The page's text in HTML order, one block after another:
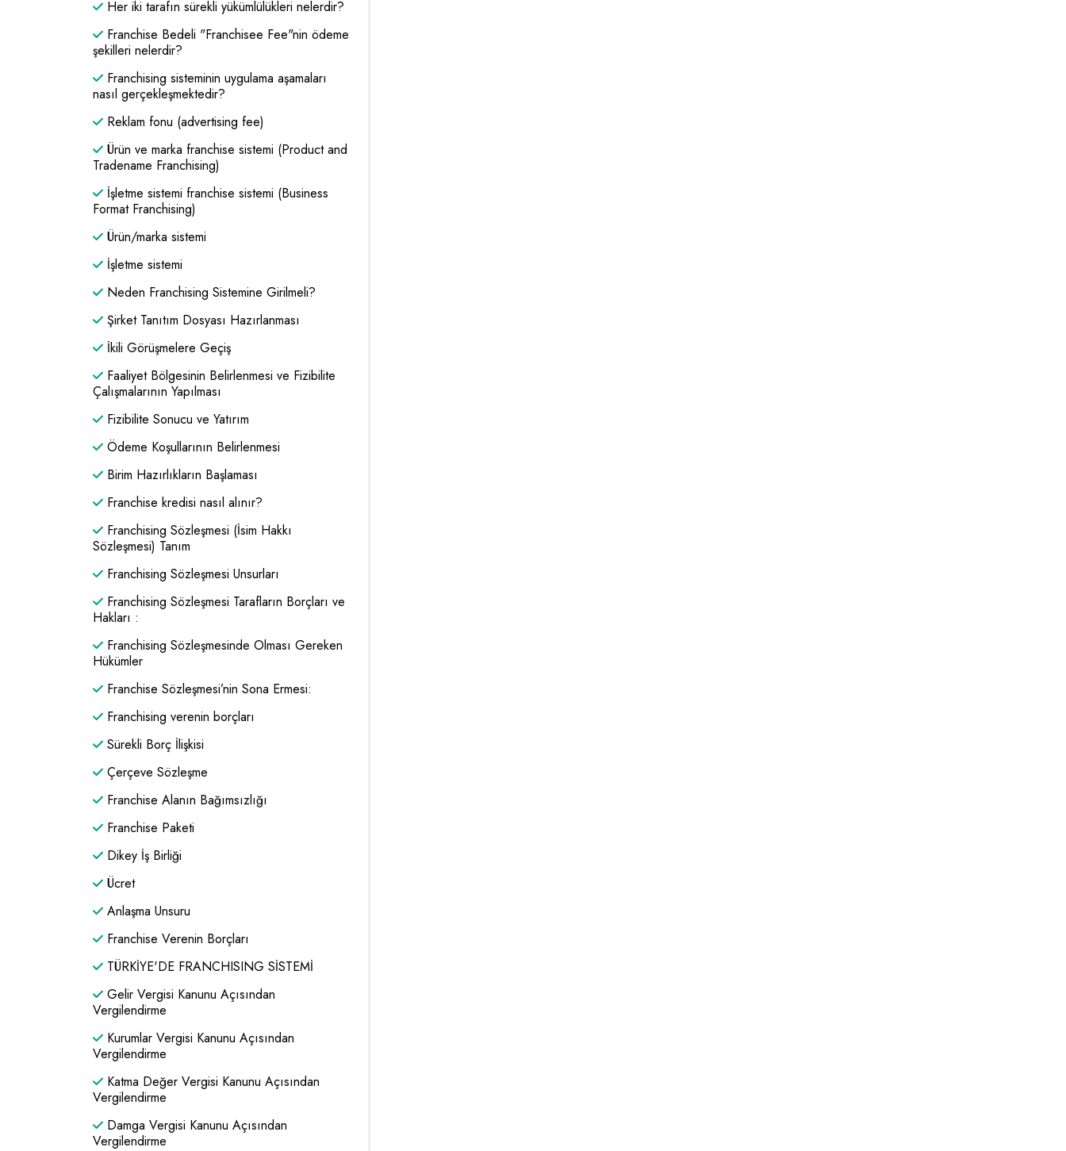
Her iki tarafın sürekli yükümlülükleri nelerdir?
Franchise Bedeli "Franchisee Fee"nin ödeme
şekilleri nelerdir?
Franchising sisteminin uygulama aşamaları
nasıl gerçekleşmektedir?
Reklam fonu (advertising fee)
Ürün ve marka franchise sistemi (Product and
Tradename Franchising)
İşletme sistemi franchise sistemi (Business
Format Franchising)
Ürün/marka sistemi
İşletme sistemi
Neden Franchising Sistemine Girilmeli?
Şirket Tanıtım Dosyası Hazırlanması
İkili Görüşmelere Geçiş
Faaliyet Bölgesinin Belirlenmesi ve Fizibilite
Çalışmalarının Yapılması
Fizibilite Sonucu ve Yatırım
Ödeme Koşullarının Belirlenmesi
Birim Hazırlıkların Başlaması
Franchise kredisi nasıl alınır?
Franchising Sözleşmesi (İsim Hakkı
Sözleşmesi) Tanım
Franchising Sözleşmesi Unsurları
Franchising Sözleşmesi Tarafların Borçları ve
Hakları :
Franchising Sözleşmesinde Olması Gereken
Hükümler
Franchise Sözleşmesi’nin Sona Ermesi:
Franchising verenin borçları
Sürekli Borç İlişkisi
Çerçeve Sözleşme
Franchise Alanın Bağımsızlığı
Franchise Paketi
Dikey İş Birliği
Ücret
Anlaşma Unsuru
Franchise Verenin Borçları
TÜRKİYE'DE FRANCHISING SİSTEMİ
Gelir Vergisi Kanunu Açısından
Vergilendirme
Kurumlar Vergisi Kanunu Açısından
Vergilendirme
Katma Değer Vergisi Kanunu Açısından
Vergilendirme
Damga Vergisi Kanunu Açısından
Vergilendirme